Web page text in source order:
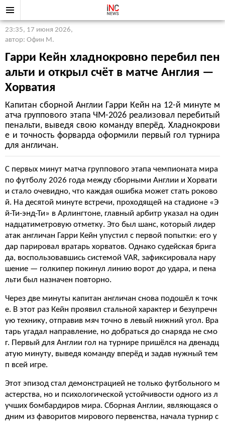
23:35, 17 июня 2026,
автор: Офин М.
Гарри Кейн хладнокровно перебил пен
альти и открыл счёт в матче Англия —
Хорватия
Капитан сборной Англии Гарри Кейн на 12-й минуте м
атча группового этапа ЧМ-2026 реализовал перебитый
пенальти, выведя свою команду вперёд. Хладнокрови
е и точность форварда оформили первый гол турнира
для англичан.
С первых минут матча группового этапа чемпионата мира
по футболу 2026 года между сборными Англии и Хорвати
и стало очевидно, что каждая ошибка может стать роково
й. На десятой минуте встречи, проходящей на стадионе «Э
й-Ти-энд-Ти» в Арлингтоне, главный арбитр указал на один
надцатиметровую отметку. Это был шанс, который лидер
атак англичан Гарри Кейн упустил с первой попытки: его у
дар парировал вратарь хорватов. Однако судейская брига
да, воспользовавшись системой VAR, зафиксировала нару
шение — голкипер покинул линию ворот до удара, и пена
льти был назначен повторно.
Через две минуты капитан англичан снова подошёл к точк
е. В этот раз Кейн проявил стальной характер и безупречн
ую технику, отправив мяч точно в левый нижний угол. Вра
тарь угадал направление, но добраться до снаряда не смо
г. Первый для Англии гол на турнире пришёлся на двенадц
атую минуту, выведя команду вперёд и задав нужный тем
п всей игре.
Этот эпизод стал демонстрацией не только футбольного м
астерства, но и психологической устойчивости одного из л
учших бомбардиров мира. Сборная Англии, являющаяся о
дним из фаворитов мирового первенства, начала турнир с